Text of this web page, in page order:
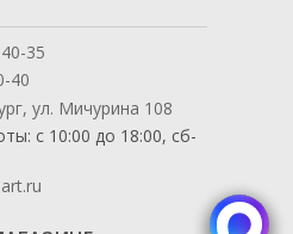
35
40
ул. Мичурина 108
с 10:00 до 18:00, сб-